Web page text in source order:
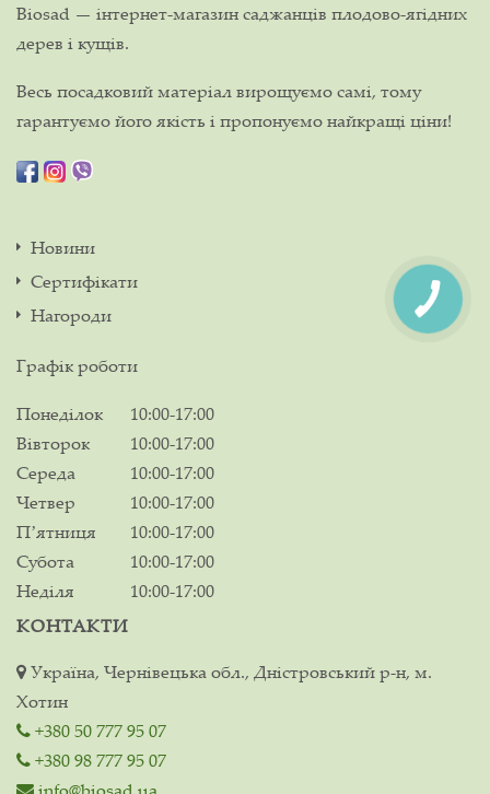
Biosad — інтернет-магазин саджанців плодово-ягідних
дерев і кущів.
Весь посадковий матеріал вирощуємо самі, тому
гарантуємо його якість і пропонуємо найкращі ціни!
Новини
Сертифікати
Нагороди
Графік роботи
Понеділок
10:00-17:00
Вівторок
10:00-17:00
Середа
10:00-17:00
Четвер
10:00-17:00
Пʼятниця
10:00-17:00
Субота
10:00-17:00
Неділя
10:00-17:00
КОНТАКТИ
Україна, Чернівецька обл., Дністровський р-н, м.
Хотин
+380 50 777 95 07
+380 98 777 95 07